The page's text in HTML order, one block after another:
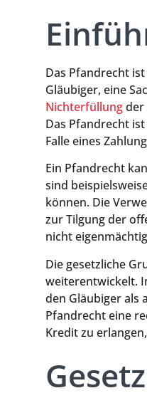
Das Pfandrecht
Gläubiger, eine
Nichterfüllungder
Das Pfandrecht
Falle eines
Ein Pfandrecht
sind
können. Die
zur Tilgung der
nicht
Die gesetzliche
weiterentwickelt.
den Gläubiger als
Pfandrecht eine
Kredit zu